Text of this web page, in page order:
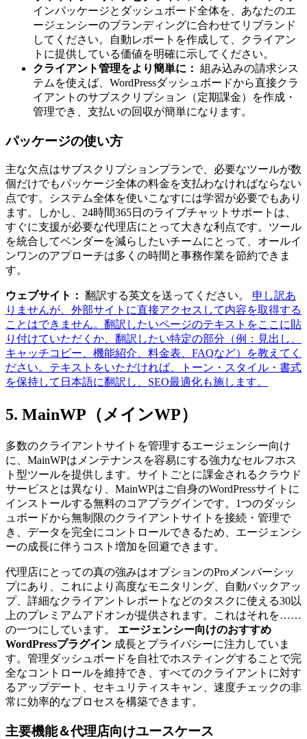
インパッケージとダッシュボード全体を、あなたのエ
ージェンシーのブランディングに合わせてリブランド
してください。自動レポートを作成して、クライアン
トに提供している価値を明確に示してください。
クライアント管理をより簡単に： 組み込みの請求シス
テムを使えば、WordPressダッシュボードから直接クラ
イアントのサブスクリプション（定期課金）を作成・
管理でき、支払いの回収が簡単になります。
パッケージの使い方
主な欠点はサブスクリプションプランで、必要なツールが数
個だけでもパッケージ全体の料金を支払わなければならない
点です。システム全体を使いこなすには学習が必要でもあり
ます。しかし、24時間365日のライブチャットサポートは、
すぐに支援が必要な代理店にとって大きな利点です。ツール
を統合してベンダーを減らしたいチームにとって、オールイ
ンワンのアプローチは多くの時間と事務作業を節約できま
す。
ウェブサイト： 翻訳する英文を送ってください。 申し訳あ
りませんが、外部サイトに直接アクセスして内容を取得する
ことはできません。翻訳したいページのテキストをここに貼
り付けていただくか、翻訳したい特定の部分（例：見出し、
キャッチコピー、機能紹介、料金表、FAQなど）を教えてく
ださい。テキストをいただければ、トーン・スタイル・書式
を保持して日本語に翻訳し、SEO最適化も施します。
5. MainWP（メインWP）
多数のクライアントサイトを管理するエージェンシー向け
に、MainWPはメンテナンスを容易にする強力なセルフホス
ト型ツールを提供します。サイトごとに課金されるクラウド
サービスとは異なり、MainWPはご自身のWordPressサイトに
インストールする無料のコアプラグインです。1つのダッシ
ュボードから無制限のクライアントサイトを接続・管理で
き、データを完全にコントロールできるため、エージェンシ
ーの成長に伴うコスト増加を回避できます。
代理店にとっての真の強みはオプションのProメンバーシッ
プにあり、これにより高度なモニタリング、自動バックアッ
プ、詳細なクライアントレポートなどのタスクに使える30以
上のプレミアムアドオンが提供されます。これはそれを……
の一つにしています。 エージェンシー向けのおすすめ
WordPressプラグイン 成長とプライバシーに注力していま
す。管理ダッシュボードを自社でホスティングすることで完
全なコントロールを維持でき、すべてのクライアントに対す
るアップデート、セキュリティスキャン、速度チェックの非
常に効率的なプロセスを構築できます。
主要機能＆代理店向けユースケース